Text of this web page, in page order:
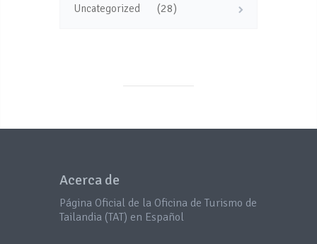
Uncategorized (28)
Acerca de
Página Oficial de la Oficina de Turismo de
Tailandia (TAT) en Español